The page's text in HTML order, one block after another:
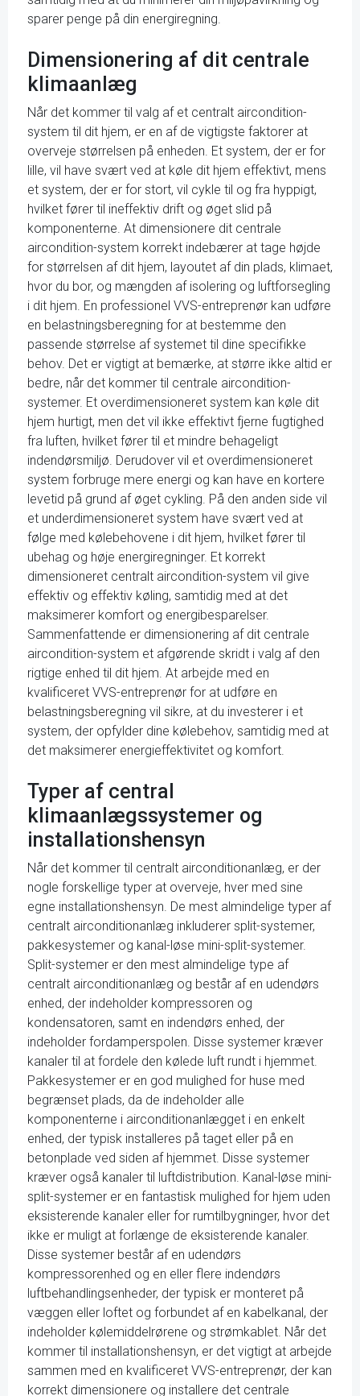
sparer penge på din energiregning.
Dimensionering af dit centrale
klimaanlæg
Når det kommer til valg af et centralt aircondition-
system til dit hjem, er en af de vigtigste faktorer at
overveje størrelsen på enheden. Et system, der er for
lille, vil have svært ved at køle dit hjem effektivt, mens
et system, der er for stort, vil cykle til og fra hyppigt,
hvilket fører til ineffektiv drift og øget slid på
komponenterne. At dimensionere dit centrale
aircondition-system korrekt indebærer at tage højde
for størrelsen af dit hjem, layoutet af din plads, klimaet,
hvor du bor, og mængden af isolering og luftforsegling
i dit hjem. En professionel VVS-entreprenør kan udføre
en belastningsberegning for at bestemme den
passende størrelse af systemet til dine specifikke
behov. Det er vigtigt at bemærke, at større ikke altid er
bedre, når det kommer til centrale aircondition-
systemer. Et overdimensioneret system kan køle dit
hjem hurtigt, men det vil ikke effektivt fjerne fugtighed
fra luften, hvilket fører til et mindre behageligt
indendørsmiljø. Derudover vil et overdimensioneret
system forbruge mere energi og kan have en kortere
levetid på grund af øget cykling. På den anden side vil
et underdimensioneret system have svært ved at
følge med kølebehovene i dit hjem, hvilket fører til
ubehag og høje energiregninger. Et korrekt
dimensioneret centralt aircondition-system vil give
effektiv og effektiv køling, samtidig med at det
maksimerer komfort og energibesparelser.
Sammenfattende er dimensionering af dit centrale
aircondition-system et afgørende skridt i valg af den
rigtige enhed til dit hjem. At arbejde med en
kvalificeret VVS-entreprenør for at udføre en
belastningsberegning vil sikre, at du investerer i et
system, der opfylder dine kølebehov, samtidig med at
det maksimerer energieffektivitet og komfort.
Typer af central
klimaanlægssystemer og
installationshensyn
Når det kommer til centralt airconditionanlæg, er der
nogle forskellige typer at overveje, hver med sine
egne installationshensyn. De mest almindelige typer af
centralt airconditionanlæg inkluderer split-systemer,
pakkesystemer og kanal-løse mini-split-systemer.
Split-systemer er den mest almindelige type af
centralt airconditionanlæg og består af en udendørs
enhed, der indeholder kompressoren og
kondensatoren, samt en indendørs enhed, der
indeholder fordamperspolen. Disse systemer kræver
kanaler til at fordele den kølede luft rundt i hjemmet.
Pakkesystemer er en god mulighed for huse med
begrænset plads, da de indeholder alle
komponenterne i airconditionanlægget i en enkelt
enhed, der typisk installeres på taget eller på en
betonplade ved siden af hjemmet. Disse systemer
kræver også kanaler til luftdistribution. Kanal-løse mini-
split-systemer er en fantastisk mulighed for hjem uden
eksisterende kanaler eller for rumtilbygninger, hvor det
ikke er muligt at forlænge de eksisterende kanaler.
Disse systemer består af en udendørs
kompressorenhed og en eller flere indendørs
luftbehandlingsenheder, der typisk er monteret på
væggen eller loftet og forbundet af en kabelkanal, der
indeholder kølemiddelrørene og strømkablet. Når det
kommer til installationshensyn, er det vigtigt at arbejde
sammen med en kvalificeret VVS-entreprenør, der kan
korrekt dimensionere og installere det centrale